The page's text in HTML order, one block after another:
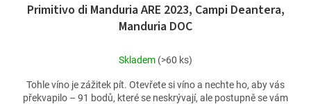
Primitivo di Manduria ARE 2023, Campi Deantera,
Manduria DOC
Skladem (>60 ks)
Tohle víno je zážitek pít. Otevřete si víno a nechte ho, aby vás
překvapilo – 91 bodů, které se neskrývají, ale postupně se vám